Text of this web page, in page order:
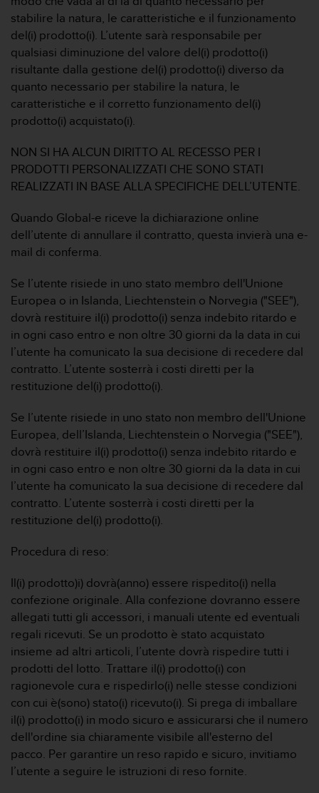
stabilire la natura, le caratteristiche e il funzionamento
del(i) prodotto(i). L’utente sarà responsabile per
qualsiasi diminuzione del valore del(i) prodotto(i)
risultante dalla gestione del(i) prodotto(i) diverso da
quanto necessario per stabilire la natura, le
caratteristiche e il corretto funzionamento del(i)
prodotto(i) acquistato(i).
NON SI HA ALCUN DIRITTO AL RECESSO PER I
PRODOTTI PERSONALIZZATI CHE SONO STATI
REALIZZATI IN BASE ALLA SPECIFICHE DELL’UTENTE.
Quando Global-e riceve la dichiarazione online
dell’utente di annullare il contratto, questa invierà una e-
mail di conferma.
Se l’utente risiede in uno stato membro dell'Unione
Europea o in Islanda, Liechtenstein o Norvegia ("SEE"),
dovrà restituire il(i) prodotto(i) senza indebito ritardo e
in ogni caso entro e non oltre 30 giorni da la data in cui
l’utente ha comunicato la sua decisione di recedere dal
contratto. L’utente sosterrà i costi diretti per la
restituzione del(i) prodotto(i).
Se l’utente risiede in uno stato non membro dell'Unione
Europea, dell’Islanda, Liechtenstein o Norvegia ("SEE"),
dovrà restituire il(i) prodotto(i) senza indebito ritardo e
in ogni caso entro e non oltre 30 giorni da la data in cui
l’utente ha comunicato la sua decisione di recedere dal
contratto. L’utente sosterrà i costi diretti per la
restituzione del(i) prodotto(i).
Procedura di reso:
Il(i) prodotto)i) dovrà(anno) essere rispedito(i) nella
confezione originale. Alla confezione dovranno essere
allegati tutti gli accessori, i manuali utente ed eventuali
regali ricevuti. Se un prodotto è stato acquistato
insieme ad altri articoli, l’utente dovrà rispedire tutti i
prodotti del lotto. Trattare il(i) prodotto(i) con
ragionevole cura e rispedirlo(i) nelle stesse condizioni
con cui è(sono) stato(i) ricevuto(i). Si prega di imballare
il(i) prodotto(i) in modo sicuro e assicurarsi che il numero
dell'ordine sia chiaramente visibile all'esterno del
pacco. Per garantire un reso rapido e sicuro, invitiamo
l’utente a seguire le istruzioni di reso fornite.